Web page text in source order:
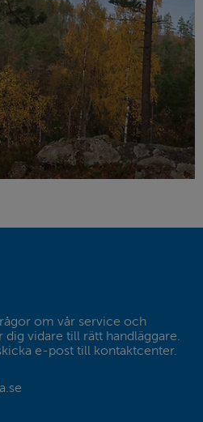
om vår service och
vidare till rätt handläggare.
e-post till kontaktcenter.